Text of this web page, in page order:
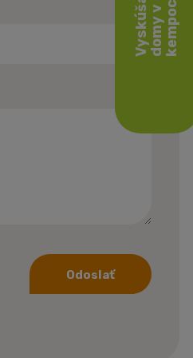
Odoslať
j
h